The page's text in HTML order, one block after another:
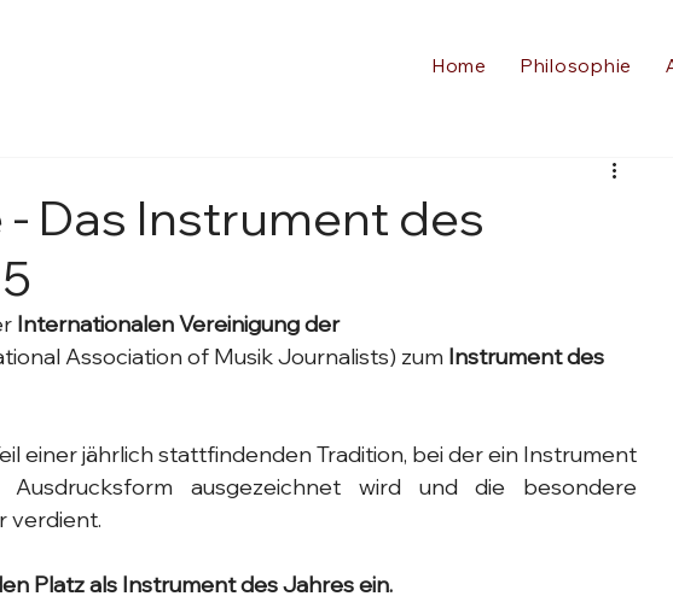
Home Philosophie
- Das Instrument des
Internationalen Vereinigung der
Association of Musik Journalists) zum Instrument des
einer jährlich stattfindenden Tradition, bei der ein Instrument
Ausdrucksform ausgezeichnet wird und die besondere
verdient.
Platz als Instrument des Jahres ein.